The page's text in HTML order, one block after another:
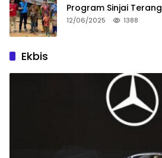
Program Sinjai Terang
12/06/2025 1388
Ekbis